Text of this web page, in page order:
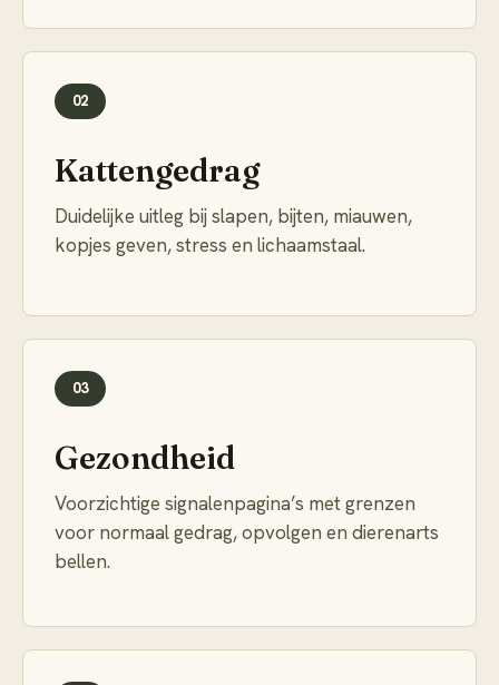
02
Kattengedrag
Duidelijke uitleg bij slapen, bijten, miauwen,
kopjes geven, stress en lichaamstaal.
03
Gezondheid
Voorzichtige signalenpagina’s met grenzen
voor normaal gedrag, opvolgen en dierenarts
bellen.